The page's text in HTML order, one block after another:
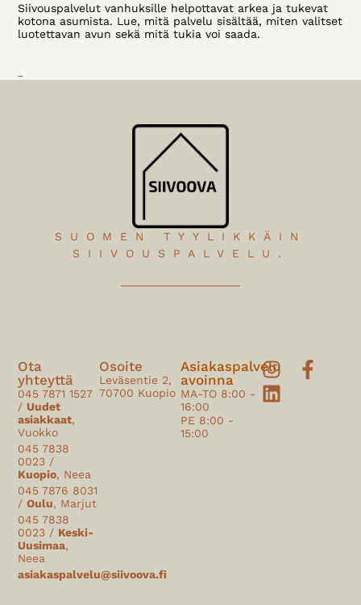
Siivouspalvelut vanhuksille helpottavat arkea ja tukevat
kotona asumista. Lue, mitä palvelu sisältää, miten valitset
luotettavan avun sekä mitä tukia voi saada.
SUOMEN TYYLIKKÄIN
SIIVOUSPALVELU.
Ota
yhteyttä
045 7871 1527
/ Uudet
asiakkaat,
Vuokko
045 7838
0023 /
Kuopio, Neea
045 7876 8031
/Oulu, Marjut
045 7838
0023 / Keski-
Uusimaa,
Neea
asiakaspalvelu@siivoova.fi
Osoite
Leväsentie 2,
70700 Kuopio
Asiakaspalvelu
avoinna
MA-TO 8:00 -
16:00
PE 8:00 -
15:00